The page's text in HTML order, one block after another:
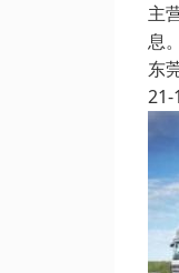
主
息
东
21-